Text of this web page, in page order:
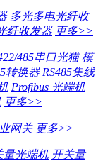
多光多电光纤收
纤收发器 更多>>
485串口光猫 模
转换器 RS485集线
Profibus 光端机
更多>>
网关 更多>>
量光端机 开关量